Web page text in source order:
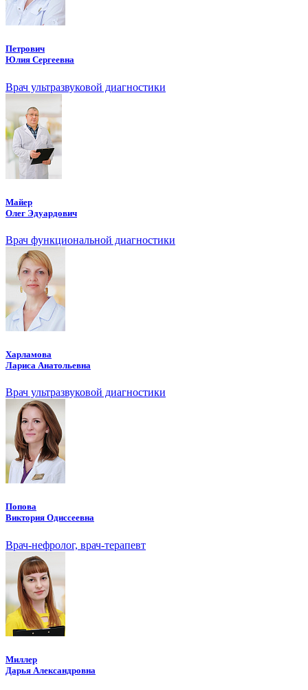
Петрович
Юлия Сергеевна
Врач ультразвуковой диагностики
Майер
Олег Эдуардович
Врач функциональной диагностики
Харламова
Лариса Анатольевна
Врач ультразвуковой диагностики
Попова
Виктория Одиссеевна
Врач-нефролог, врач-терапевт
Миллер
Дарья Александровна